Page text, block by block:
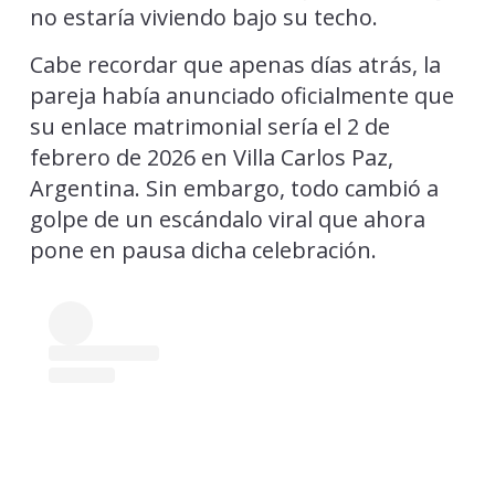
no estaría viviendo bajo su techo.
Cabe recordar que apenas días atrás, la
pareja había anunciado oficialmente que
su enlace matrimonial sería el 2 de
febrero de 2026 en Villa Carlos Paz,
Argentina. Sin embargo, todo cambió a
golpe de un escándalo viral que ahora
pone en pausa dicha celebración.